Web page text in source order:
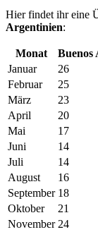
Hier findet ihr eine
Argentinien:
Monat Buenos
Januar
26
Februar
25
März
23
April
20
Mai
17
Juni
14
Juli
14
August
16
September 18
Oktober
21
November 24